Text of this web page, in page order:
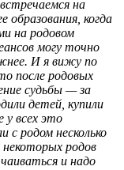
на
образования, когда
на родовом
могу точно
И я вижу по
после родовых
судьбы — за
детей, купили
у всех это
родом несколько
некоторых родов
и надо